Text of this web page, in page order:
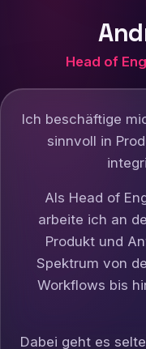
Head of
Ich beschäftige
sinnvoll in
Als Head of
arbeite ich an
Produkt und
Spektrum von
Workflows bis
Dabei geht es